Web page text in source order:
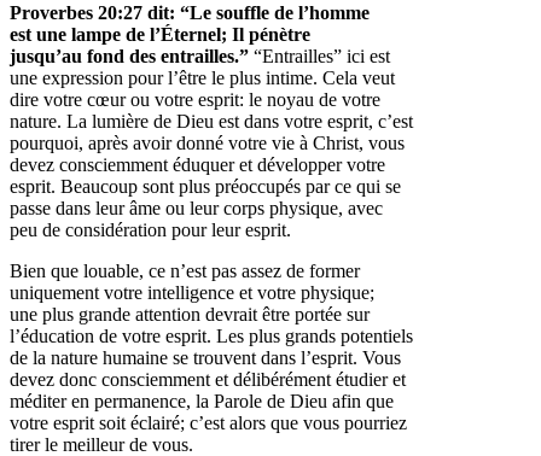
Proverbes 20:27 dit: “Le souffle de l’homme
est une lampe de l’Éternel; Il pénètre
jusqu’au fond des entrailles.” “Entrailles” ici est
une expression pour l’être le plus intime. Cela veut
dire votre cœur ou votre esprit: le noyau de votre
nature. La lumière de Dieu est dans votre esprit, c’est
pourquoi, après avoir donné votre vie à Christ, vous
devez consciemment éduquer et développer votre
esprit. Beaucoup sont plus préoccupés par ce qui se
passe dans leur âme ou leur corps physique, avec
peu de considération pour leur esprit.
Bien que louable, ce n’est pas assez de former
uniquement votre intelligence et votre physique;
une plus grande attention devrait être portée sur
l’éducation de votre esprit. Les plus grands potentiels
de la nature humaine se trouvent dans l’esprit. Vous
devez donc consciemment et délibérément étudier et
méditer en permanence, la Parole de Dieu afin que
votre esprit soit éclairé; c’est alors que vous pourriez
tirer le meilleur de vous.